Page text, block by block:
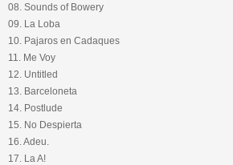
08. Sounds of Bowery
09. La Loba
10. Pajaros en Cadaques
11. Me Voy
12. Untitled
13. Barceloneta
14. Postlude
15. No Despierta
16. Adeu.
17. La A!